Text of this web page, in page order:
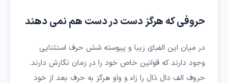
حروفی که هرگز دست در دست هم نمی دهند
در میان این الفبای زیبا و پیوسته شش حرف استثنایی
وجود دارند که قوانین خاص خود را در زمان نگارش دارند.
حروف الف دال ذال را زاء و واو هرگز به حرف بعد از خود